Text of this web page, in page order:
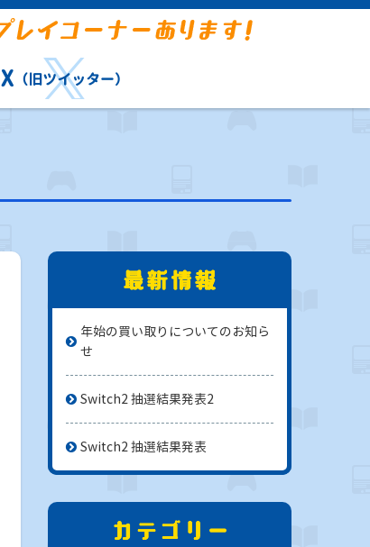
X （旧ツイッター）
年始の買い取りについてのお知ら
せ
Switch2 抽選結果発表2
Switch2 抽選結果発表